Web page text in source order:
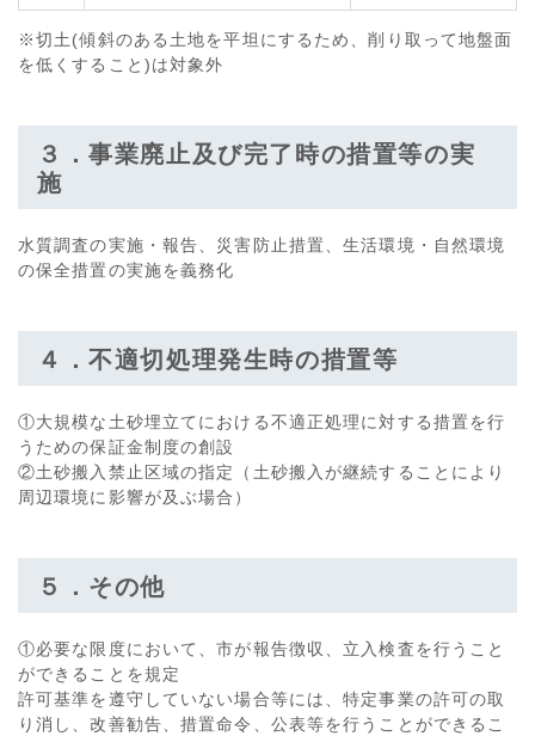
※切土(傾斜のある土地を平坦にするため、削り取って地盤面
を低くすること)は対象外
３．事業廃止及び完了時の措置等の実
施
水質調査の実施・報告、災害防止措置、生活環境・自然環境
の保全措置の実施を義務化
４．不適切処理発生時の措置等
①大規模な土砂埋立てにおける不適正処理に対する措置を行
うための保証金制度の創設
②土砂搬入禁止区域の指定（土砂搬入が継続することにより
周辺環境に影響が及ぶ場合）
５．その他
①必要な限度において、市が報告徴収、立入検査を行うこと
ができることを規定
許可基準を遵守していない場合等には、特定事業の許可の取
り消し、改善勧告、措置命令、公表等を行うことができるこ